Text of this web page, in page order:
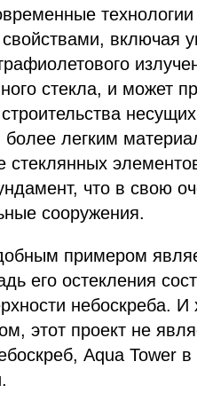
включая
стекла, и может
более легким
стеклянных
что в свою
сооружения.
примером
его остекления
небоскреба.
этот проект не
Aqua Tower